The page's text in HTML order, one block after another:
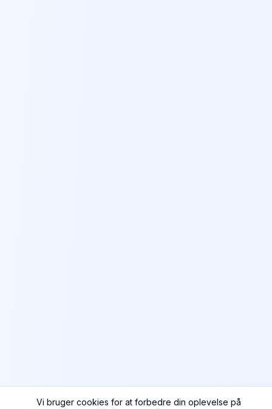
Vi bruger cookies for at forbedre din oplevelse på